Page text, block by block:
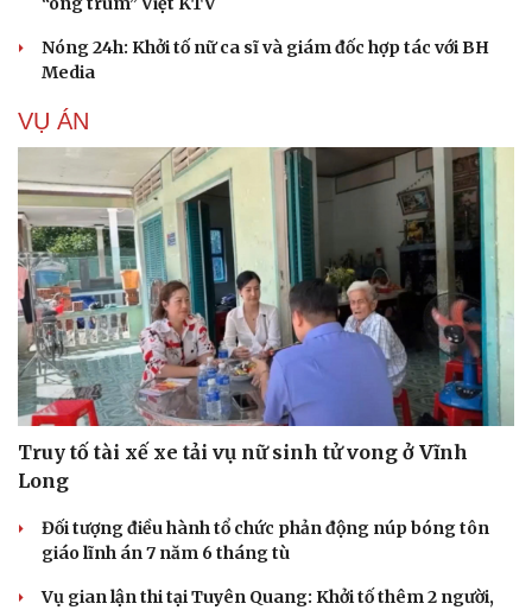
Hạt giống tâm hồn
Nóng 24h: Khởi tố nữ ca sĩ và giám đốc hợp tác với BH
Media
VỤ ÁN
Truy tố tài xế xe tải vụ nữ sinh tử vong ở Vĩnh
Long
Đối tượng điều hành tổ chức phản động núp bóng tôn
giáo lĩnh án 7 năm 6 tháng tù
Vụ gian lận thi tại Tuyên Quang: Khởi tố thêm 2 người,